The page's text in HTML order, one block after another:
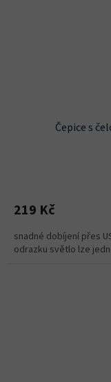
Čepice s
219 Kč
snadné dobíjení přes
odrazku světlo lze